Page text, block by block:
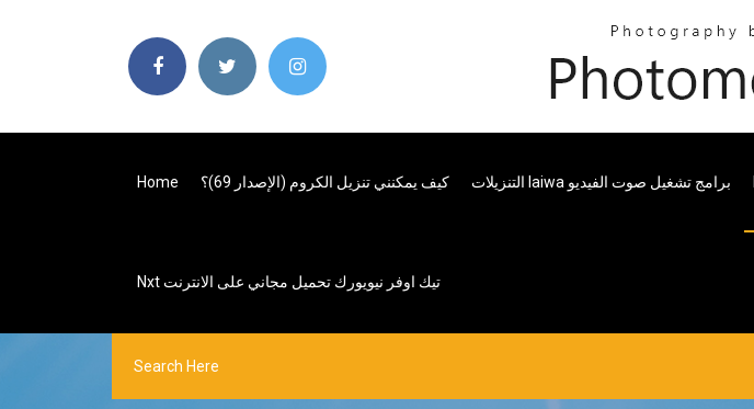
Home كيف يمكنني تنزيل الكروم (الإصدار 69)؟ التنزيلات Iaiwa برامج تشغيل صوت الفيديو
Nxt تيك اوفر نيويورك تحميل مجاني على الانترنت